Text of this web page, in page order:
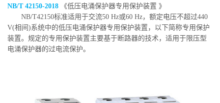
NB/T 42150-2018 《低压电涌保护器专用保护装置 》
NB/T42150标准适用于交流50 Hz或60 Hz，额定电压不超过440
V(相间)系统中的低压电涌保护器专用保护装置，以下简称专用保护
装置。规定的专用保护装置主要基于断路器的技术，适用于限压型
电涌保护器的过电流保护。